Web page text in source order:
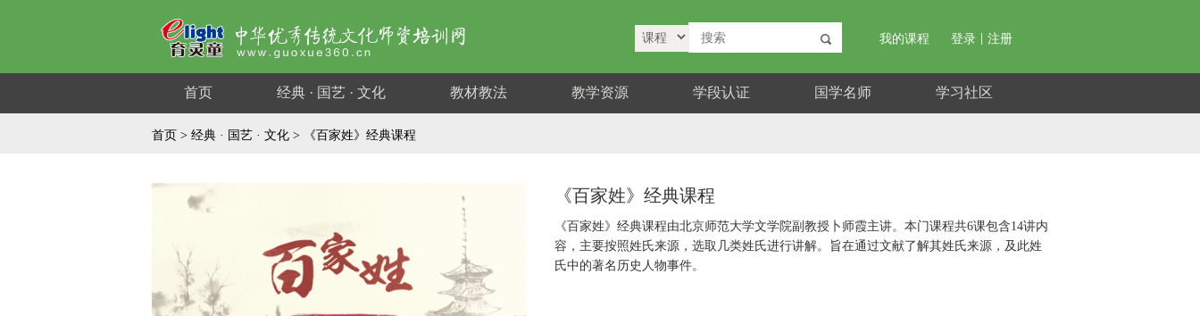
我的课程 登录 注册
首页 经典 · 国艺 · 文化 教材教法 教学资源 学段认证 国学名师 学习社区
首页 > 经典 · 国艺 · 文化 > 《百家姓》经典课程
《百家姓》经典课程
《百家姓》经典课程由北京师范大学文学院副教授卜师霞主讲。本门课程共6课包含14讲内
容，主要按照姓氏来源，选取几类姓氏进行讲解。旨在通过文献了解其姓氏来源，及此姓
氏中的著名历史人物事件。